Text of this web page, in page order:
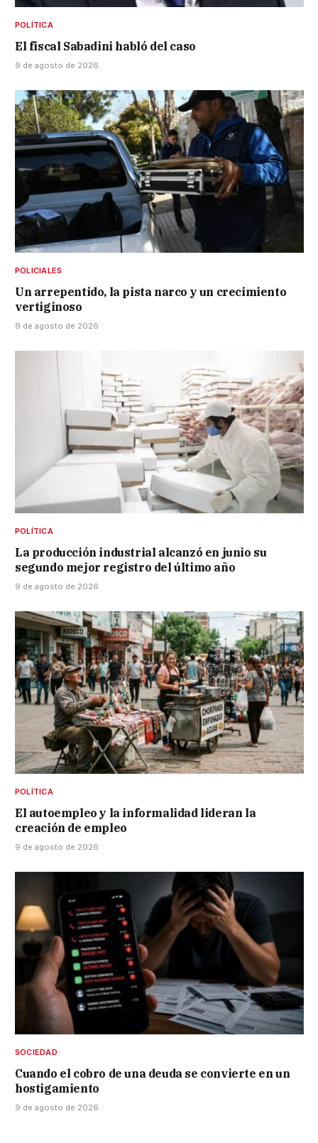
POLÍTICA
El fiscal Sabadini habló del caso
9 de agosto de 2026
POLICIALES
Un arrepentido, la pista narco y un crecimiento
vertiginoso
9 de agosto de 2026
POLÍTICA
La producción industrial alcanzó en junio su
segundo mejor registro del último año
9 de agosto de 2026
POLÍTICA
El autoempleo y la informalidad lideran la
creación de empleo
9 de agosto de 2026
SOCIEDAD
Cuando el cobro de una deuda se convierte en un
hostigamiento
9 de agosto de 2026